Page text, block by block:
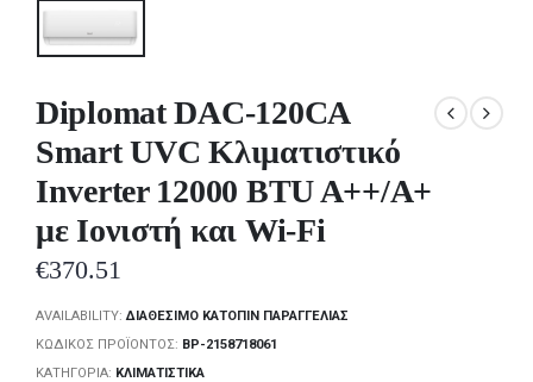
Diplomat DAC-120CA
Smart UVC Κλιματιστικό
Inverter 12000 BTU A++/A+
με Ιονιστή και Wi-Fi
€370.51
AVAILABILITY:ΔΙΑΘΈΣΙΜΟ ΚΑΤΌΠΙΝ ΠΑΡΑΓΓΕΛΊΑΣ
ΚΩΔΙΚΌΣ ΠΡΟΪΌΝΤΟΣ: BP-2158718061
ΚΑΤΗΓΟΡΊΑ: ΚΛΙΜΑΤΙΣΤΙΚΆ